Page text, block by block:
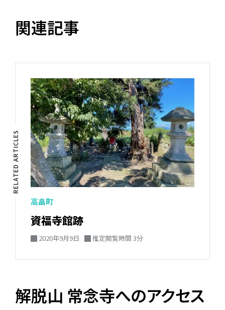
関連記事
RELATED ARTICLES
高畠町
資福寺館跡
2020年9月9日 推定閲覧時間 3分
解脱山 常念寺へのアクセス